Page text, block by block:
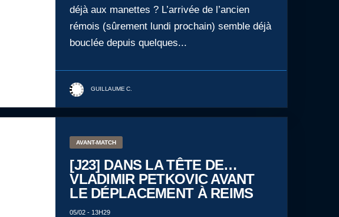
déjà aux manettes ? L’arrivée de l’ancien
rémois (sûrement lundi prochain) semble déjà
bouclée depuis quelques...
GUILLAUME C.
AVANT-MATCH
[J23] DANS LA TÊTE DE…
VLADIMIR PETKOVIC AVANT
LE DÉPLACEMENT À REIMS
05/02 - 13H29